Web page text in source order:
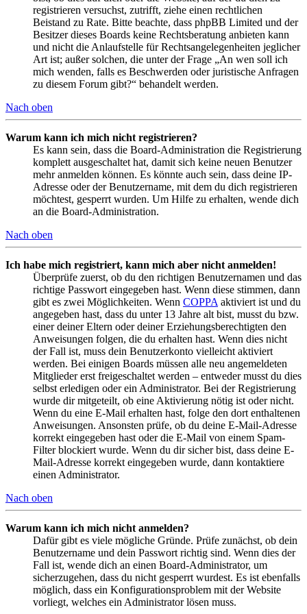
registrieren versuchst, zutrifft, ziehe einen rechtlichen
Beistand zu Rate. Bitte beachte, dass phpBB Limited und der
Besitzer dieses Boards keine Rechtsberatung anbieten kann
und nicht die Anlaufstelle für Rechtsangelegenheiten jeglicher
Art ist; außer solchen, die unter der Frage „An wen soll ich
mich wenden, falls es Beschwerden oder juristische Anfragen
zu diesem Forum gibt?“ behandelt werden.
Nach oben
Warum kann ich mich nicht registrieren?
Es kann sein, dass die Board-Administration die Registrierung
komplett ausgeschaltet hat, damit sich keine neuen Benutzer
mehr anmelden können. Es könnte auch sein, dass deine IP-
Adresse oder der Benutzername, mit dem du dich registrieren
möchtest, gesperrt wurden. Um Hilfe zu erhalten, wende dich
an die Board-Administration.
Nach oben
Ich habe mich registriert, kann mich aber nicht anmelden!
Überprüfe zuerst, ob du den richtigen Benutzernamen und das
richtige Passwort eingegeben hast. Wenn diese stimmen, dann
gibt es zwei Möglichkeiten. Wenn COPPA aktiviert ist und du
angegeben hast, dass du unter 13 Jahre alt bist, musst du bzw.
einer deiner Eltern oder deiner Erziehungsberechtigten den
Anweisungen folgen, die du erhalten hast. Wenn dies nicht
der Fall ist, muss dein Benutzerkonto vielleicht aktiviert
werden. Bei einigen Boards müssen alle neu angemeldeten
Mitglieder erst freigeschaltet werden – entweder musst du dies
selbst erledigen oder ein Administrator. Bei der Registrierung
wurde dir mitgeteilt, ob eine Aktivierung nötig ist oder nicht.
Wenn du eine E-Mail erhalten hast, folge den dort enthaltenen
Anweisungen. Ansonsten prüfe, ob du deine E-Mail-Adresse
korrekt eingegeben hast oder die E-Mail von einem Spam-
Filter blockiert wurde. Wenn du dir sicher bist, dass deine E-
Mail-Adresse korrekt eingegeben wurde, dann kontaktiere
einen Administrator.
Nach oben
Warum kann ich mich nicht anmelden?
Dafür gibt es viele mögliche Gründe. Prüfe zunächst, ob dein
Benutzername und dein Passwort richtig sind. Wenn dies der
Fall ist, wende dich an einen Board-Administrator, um
sicherzugehen, dass du nicht gesperrt wurdest. Es ist ebenfalls
möglich, dass ein Konfigurationsproblem mit der Website
vorliegt, welches ein Administrator lösen muss.